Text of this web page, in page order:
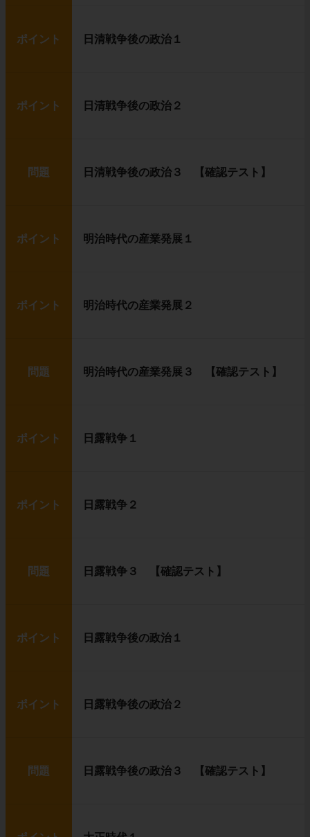
ポイント 日清戦争後の政治１
ポイント 日清戦争後の政治２
問題 日清戦争後の政治３ 【確認テスト】
ポイント 明治時代の産業発展１
ポイント 明治時代の産業発展２
問題 明治時代の産業発展３ 【確認テスト】
ポイント 日露戦争１
ポイント 日露戦争２
問題 日露戦争３ 【確認テスト】
ポイント 日露戦争後の政治１
ポイント 日露戦争後の政治２
問題 日露戦争後の政治３ 【確認テスト】